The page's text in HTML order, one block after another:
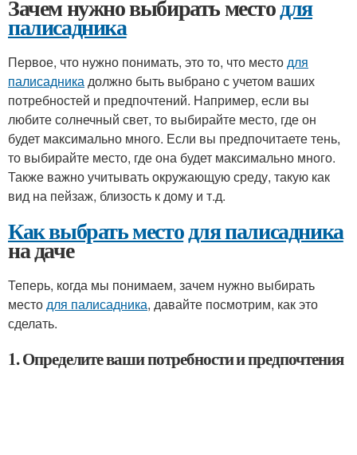
Зачем нужно выбирать местодля
палисадника
Первое, что нужно понимать, это то, что местодля
палисадникадолжно быть выбрано с учетом ваших
потребностей и предпочтений. Например, если вы
любите солнечный свет, то выбирайте место, где он
будет максимально много. Если вы предпочитаете тень,
то выбирайте место, где она будет максимально много.
Также важно учитывать окружающую среду, такую как
вид на пейзаж, близость к дому и т.д.
Как выбрать местодля палисадника
на даче
Теперь, когда мы понимаем, зачем нужно выбирать
местодля палисадника, давайте посмотрим, как это
сделать.
1. Определите ваши потребности и предпочтения